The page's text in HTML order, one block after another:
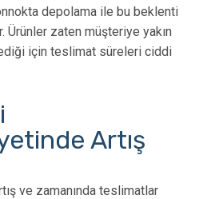
depolama ile bu beklenti
Ürünler zaten müşteriye yakın
için teslimat süreleri ciddi
Artış
ve zamanında teslimatlar